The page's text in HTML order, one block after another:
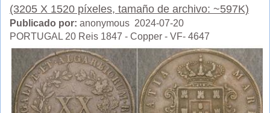
(3205 X 1520 píxeles, tamaño de archivo: ~597K)
Publicado por: anonymous 2024-07-20
PORTUGAL 20 Reis 1847 - Copper - VF- 4647